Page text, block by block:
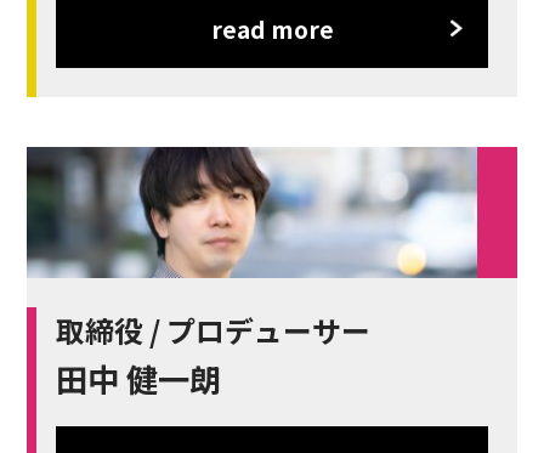
read more
取締役 / プロデューサー
田中 健一朗